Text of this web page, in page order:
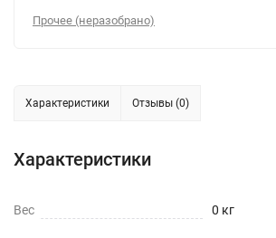
Прочее (неразобрано)
Характеристики Отзывы (0)
Характеристики
Вес 0 кг